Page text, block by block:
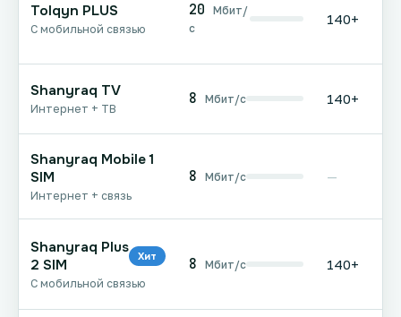
Tolqyn PLUS
С мобильной связью
20
Мбит/
с
140+
Shanyraq TV
Интернет + ТВ
8 Мбит/с 140+
Shanyraq Mobile 1
SIM
Интернет + связь
8 Мбит/с —
Shanyraq Plus
2 SIM
Хит
С мобильной связью
8 Мбит/с 140+